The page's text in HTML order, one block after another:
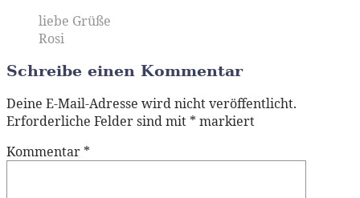
liebe Grüße
Rosi
Schreibe einen Kommentar
Deine E-Mail-Adresse wird nicht veröffentlicht.
Erforderliche Felder sind mit * markiert
Kommentar *